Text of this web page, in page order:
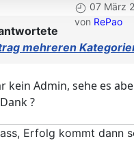
07 März
von RePao
mehreren
kein Admin, sehe es
?
Erfolg kommt dann